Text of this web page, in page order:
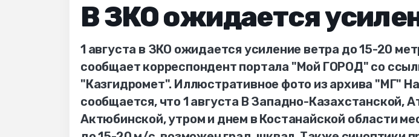
В ЗКО ожидается
1 августа в ЗКО ожидается усиление ветра до 15-20
сообщает корреспондент портала "Мой ГОРОД" со
"Казгидромет". Иллюстративное фото из архива "МГ"
сообщается, что 1 августа В Западно-Казахстанской,
Актюбинской, утром и днем в Костанайской области